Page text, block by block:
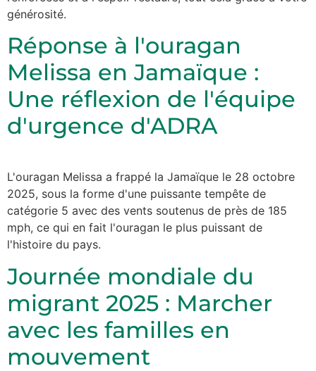
générosité.
Réponse à l'ouragan
Melissa en Jamaïque :
Une réflexion de l'équipe
d'urgence d'ADRA
L'ouragan Melissa a frappé la Jamaïque le 28 octobre
2025, sous la forme d'une puissante tempête de
catégorie 5 avec des vents soutenus de près de 185
mph, ce qui en fait l'ouragan le plus puissant de
l'histoire du pays.
Journée mondiale du
migrant 2025 : Marcher
avec les familles en
mouvement